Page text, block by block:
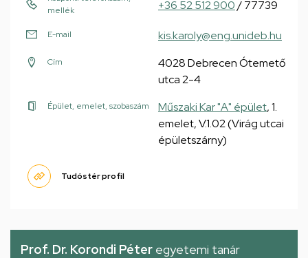
mellék
+36 52 512 900/ 77739
E-mail kis.karoly@eng.unideb.hu
Cím
4028 Debrecen Ótemető
utca 2-4
Épület, emelet, szobaszám Műszaki Kar "A" épület, 1.
emelet, V.1.02 (Virág utcai
épületszárny)
Tudóstér profil
Prof. Dr. Korondi Péter egyetemi tanár